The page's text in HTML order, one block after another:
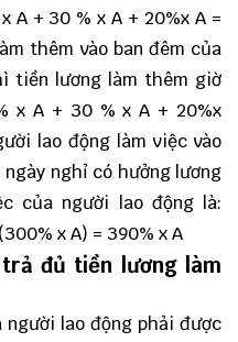
A + 30 % x A + 20%x A =
thêm vào ban đêm của
tiền lương làm thêm giờ
x A + 30 % x A + 20%x
lao động làm việc vào
nghỉ có hưởng lương
của người lao động là:
x A) = 390% x A
đủ tiền lương làm
lao động phải được